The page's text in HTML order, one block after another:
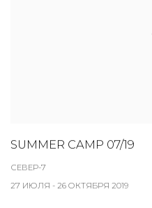
SUMMER CAMP 07/19
СЕВЕР-7
27 ИЮЛЯ - 26 ОКТЯБРЯ 2019